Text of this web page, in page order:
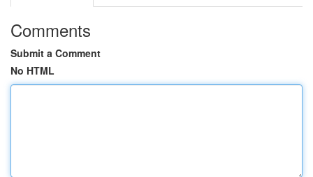
Comments
Submit a Comment
No HTML